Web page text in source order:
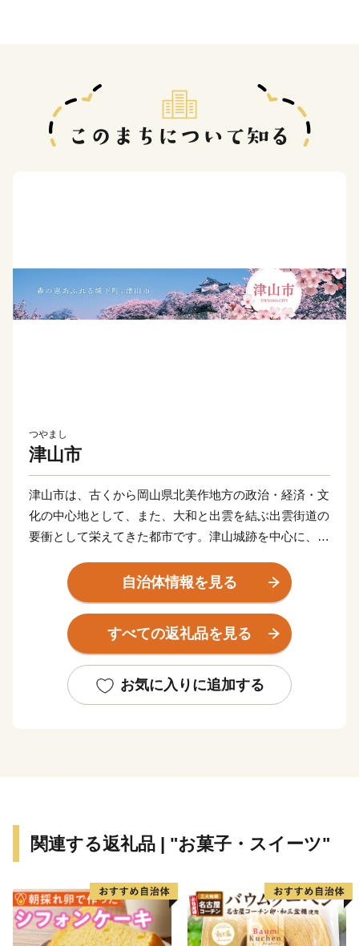
つやまし
津山市
津山市は、古くから岡山県北美作地方の政治・経済・文
化の中心地として、また、大和と出雲を結ぶ出雲街道の
要衝として栄えてきた都市です。津山城跡を中心に、白
な風景を醸し出しています。また、津山ホルモンうどん
など受け継がれてきた牛肉食文化やディーゼル全盛期の
鼓動を感じる鉄道遺産、勇壮な滝と清流に恵まれた大自
然など今注目を集めています。
自治体情報を見る
すべての返礼品を見る
お気に入りに追加する
関連する返礼品 | "お菓子・スイーツ"